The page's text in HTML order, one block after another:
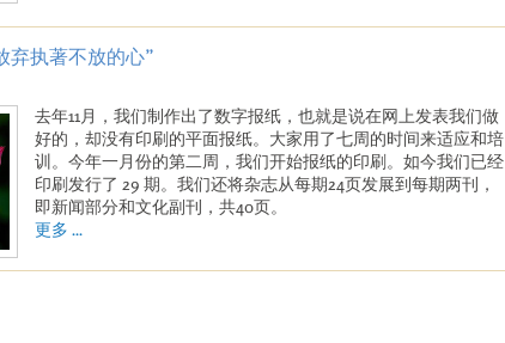
弃执著不放的心”
去年11月，我们制作出了数字报纸，也就是说在网上发表我们做
好的，却没有印刷的平面报纸。大家用了七周的时间来适应和培
训。今年一月份的第二周，我们开始报纸的印刷。如今我们已经
印刷发行了 29 期。我们还将杂志从每期24页发展到每期两刊，
即新闻部分和文化副刊，共40页。
更多 ...